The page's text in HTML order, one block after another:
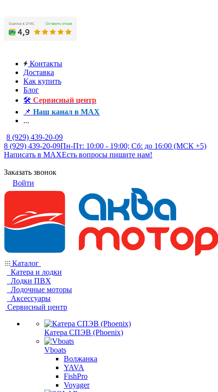
Контакты
Доставка
Как купить
Блог
🛠️ Сервисный центр
📌 Наш канал в MAX
...
8 (929) 439-20-09
8 (929) 439-20-09Пн-Пт: 10:00 - 19:00; Сб: до 16:00 (МСК +5)
Написать в MAXЕсть вопросы пишите нам!
Заказать звонок
Войти
Каталог
Катера и лодки
Лодки ПВХ
Лодочные моторы
Аксессуары
Сервисный центр
Катера СПЭВ (Phoenix)
Vboats
Волжанка
YAVA
FishPro
Voyager